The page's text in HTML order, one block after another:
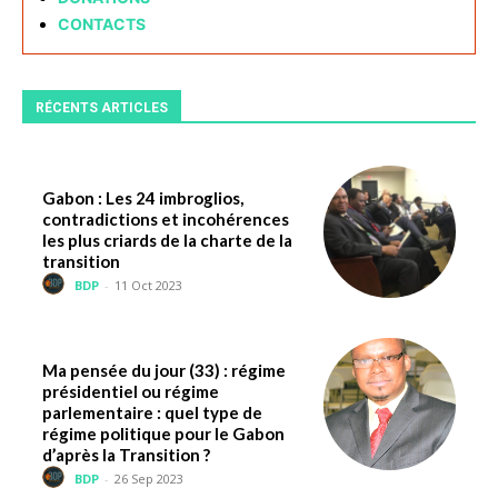
CONTACTS
RÉCENTS ARTICLES
Gabon : Les 24 imbroglios,
contradictions et incohérences
les plus criards de la charte de la
transition
BDP - 11 Oct 2023
Ma pensée du jour (33) : régime
présidentiel ou régime
parlementaire : quel type de
régime politique pour le Gabon
d’après la Transition ?
BDP - 26 Sep 2023